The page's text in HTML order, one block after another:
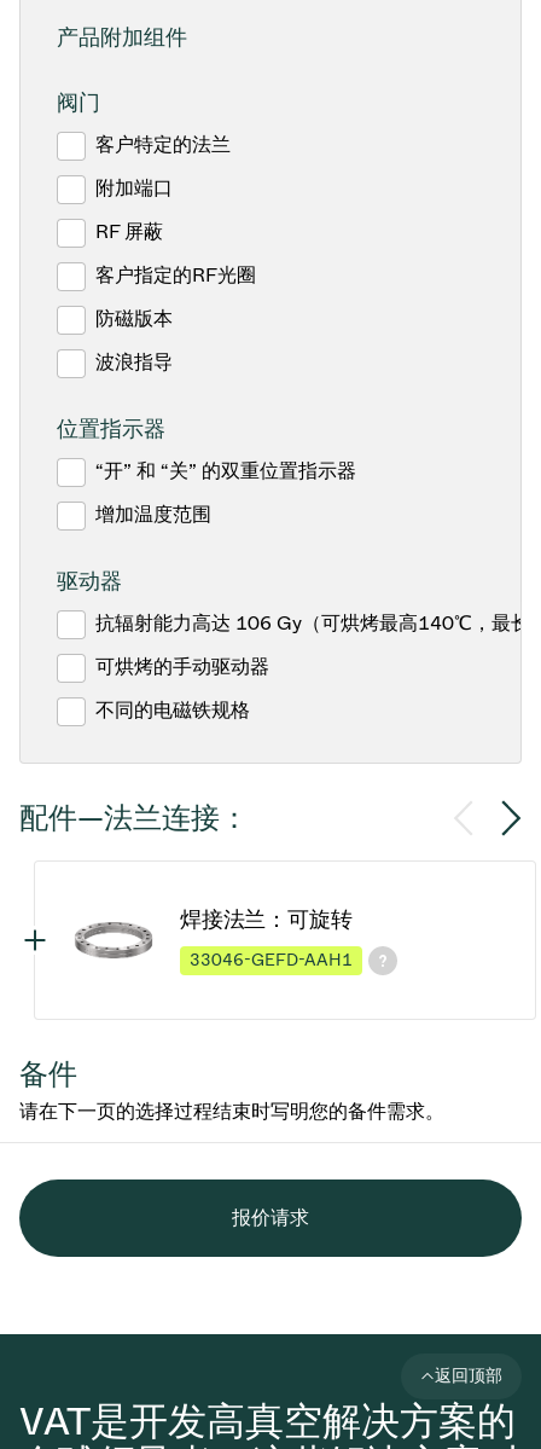
产品附加组件
阀门
客户特定的法兰
附加端口
RF 屏蔽
客户指定的RF光圈
防磁版本
波浪指导
位置指示器
“开” 和 “关” 的双重位置指示器
增加温度范围
驱动器
抗辐射能力高达 106 Gy（可烘烤最高140℃，最长
可烘烤的手动驱动器
不同的电磁铁规格
配件—法兰连接：
焊接法兰：可旋转
33046-GEFD-AAH1
备件
请在下一页的选择过程结束时写明您的备件需求。
报价请求
VAT是开发高真空解决方案的
返回顶部